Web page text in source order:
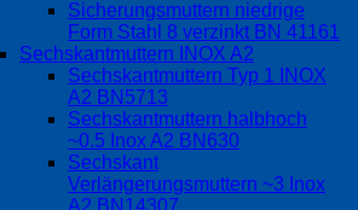
Sicherungsmuttern niedrige
Form Stahl 8 verzinkt BN 41161
Sechskantmuttern INOX A2
Sechskantmuttern Typ 1 INOX
A2 BN5713
Sechskantmuttern halbhoch
~0.5 Inox A2 BN630
Sechskant
Verlängerungsmuttern ~3 Inox